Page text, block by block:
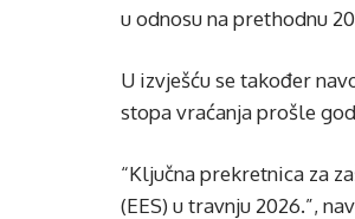
u odnosu na prethodnu
U izvješću se također
stopa vraćanja prošle
“Ključna prekretnica za
(EES) u travnju 2026.”,